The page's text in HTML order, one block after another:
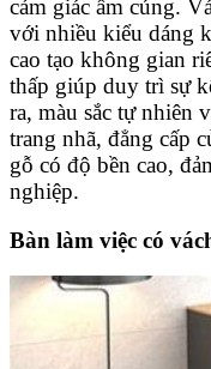
cảm giác ấm cúng.
với nhiều kiểu dáng
cao tạo không gian
thấp giúp duy trì sự
ra, màu sắc tự nhiên
trang nhã, đẳng cấp
gỗ có độ bền cao,
nghiệp.
Bàn làm việc có